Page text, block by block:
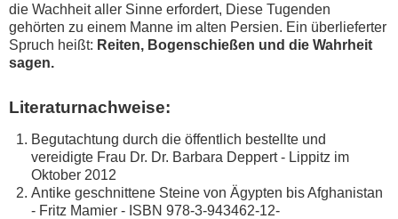
die Wachheit aller Sinne erfordert, Diese Tugenden
gehörten zu einem Manne im alten Persien. Ein überlieferter
Spruch heißt: Reiten, Bogenschießen und die Wahrheit
sagen.
Literaturnachweise:
Begutachtung durch die öffentlich bestellte und
vereidigte Frau Dr. Dr. Barbara Deppert - Lippitz im
Oktober 2012
Antike geschnittene Steine von Ägypten bis Afghanistan
- Fritz Mamier - ISBN 978-3-943462-12-